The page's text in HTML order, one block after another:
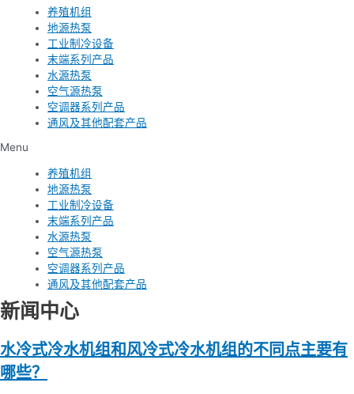
养殖机组
地源热泵
工业制冷设备
末端系列产品
水源热泵
空气源热泵
空调器系列产品
通风及其他配套产品
Menu
养殖机组
地源热泵
工业制冷设备
末端系列产品
水源热泵
空气源热泵
空调器系列产品
通风及其他配套产品
新闻中心
水冷式冷水机组和风冷式冷水机组的不同点主要有
哪些？